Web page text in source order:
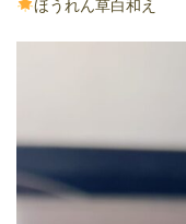
ほうれん草白和え